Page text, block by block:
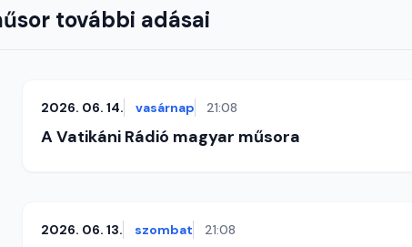
további adásai
2026. 06. 14. vasárnap 21:08
A Vatikáni Rádió magyar műsora
2026. 06. 13. szombat 21:08